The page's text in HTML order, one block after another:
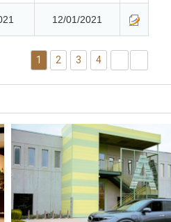
12/01/2021
1 2 3 4